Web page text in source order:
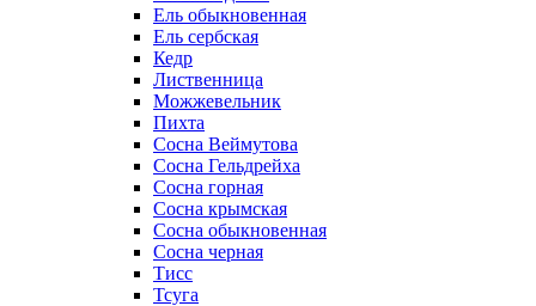
Ель обыкновенная
Ель сербская
Кедр
Лиственница
Можжевельник
Пихта
Сосна Веймутова
Сосна Гельдрейха
Сосна горная
Сосна крымская
Сосна обыкновенная
Сосна черная
Тисс
Тсуга